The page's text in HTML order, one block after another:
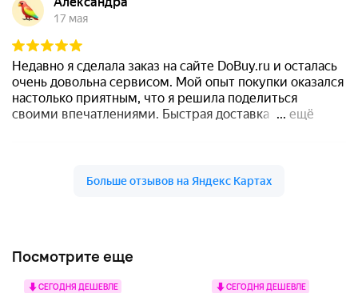
Посмотрите еще
СЕГОДНЯ ДЕШЕВЛЕ СЕГОДНЯ ДЕШЕВЛЕ